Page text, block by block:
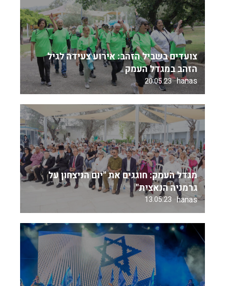
צועדים בשביל הזהב: אירוע צעידה לגיל
הזהב במגדל העמק
hanas
20.05.23
מגדל העמק: חוגגים את "יום הניצחון על
גרמניה הנאצית"
hanas
13.05.23